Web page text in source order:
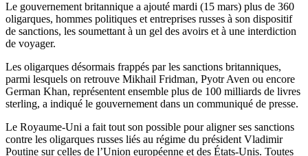
Le gouvernement britannique a ajouté mardi (15 mars) plus de 360
oligarques, hommes politiques et entreprises russes à son dispositif
de sanctions, les soumettant à un gel des avoirs et à une interdiction
de voyager.
Les oligarques désormais frappés par les sanctions britanniques,
parmi lesquels on retrouve Mikhail Fridman, Pyotr Aven ou encore
German Khan, représentent ensemble plus de 100 milliards de livres
sterling, a indiqué le gouvernement dans un communiqué de presse.
Le Royaume-Uni a fait tout son possible pour aligner ses sanctions
contre les oligarques russes liés au régime du président Vladimir
Poutine sur celles de l’Union européenne et des États-Unis. Toutes